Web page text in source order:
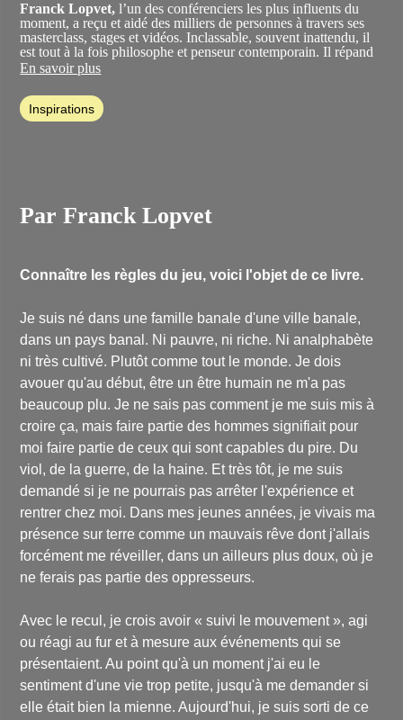
Franck Lopvet, l’un des conférenciers les plus influents du
moment, a reçu et aidé des milliers de personnes à travers ses
masterclass, stages et vidéos. Inclassable, souvent inattendu, il
est tout à la fois philosophe et penseur contemporain. Il répand
une parole hors des sentiers battus, à l’inspiration décalée,
singulière et vivifiante, permettant d’accéder à des parts de soi
jusqu’alors méconnues.
En savoir plus
Inspirations
Par Franck Lopvet
Connaître les règles du jeu, voici l'objet de ce livre.
Je suis né dans une famille banale d'une ville banale,
dans un pays banal. Ni pauvre, ni riche. Ni analphabète
ni très cultivé. Plutôt comme tout le monde. Je dois
avouer qu'au début, être un être humain ne m'a pas
beaucoup plu. Je ne sais pas comment je me suis mis à
croire ça, mais faire partie des hommes signifiait pour
moi faire partie de ceux qui sont capables du pire. Du
viol, de la guerre, de la haine. Et très tôt, je me suis
demandé si je ne pourrais pas arrêter l'expérience et
rentrer chez moi. Dans mes jeunes années, je vivais ma
présence sur terre comme un mauvais rêve dont j'allais
forcément me réveiller, dans un ailleurs plus doux, où je
ne ferais pas partie des oppresseurs.
Avec le recul, je crois avoir « suivi le mouvement », agi
ou réagi au fur et à mesure aux événements qui se
présentaient. Au point qu'à un moment j'ai eu le
sentiment d'une vie trop petite, jusqu'à me demander si
elle était bien la mienne. Aujourd'hui, je suis sorti de ce